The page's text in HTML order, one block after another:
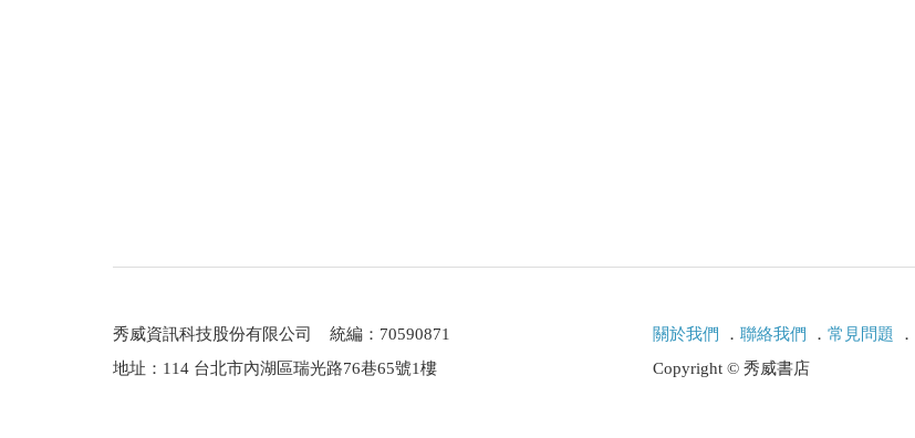
秀威資訊科技股份有限公司 統編：70590871
地址：114 台北市內湖區瑞光路76巷65號1樓
關於我們 ． 聯絡我們 ． 常見問題 ．
Copyright © 秀威書店